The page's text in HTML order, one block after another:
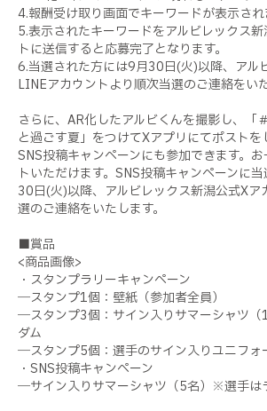
4.報酬受け取り画面でキーワードが表示され
5.表示されたキーワードをアルビレックス
トに送信すると応募完了となります。
6.当選された方には9月30日(火)以降、アル
LINEアカウントより順次当選のご連絡をいた
さらに、AR化したアルビくんを撮影し、「
と過ごす夏」をつけてXアプリにてポストを
SNS投稿キャンペーンにも参加できます。
トいただけます。SNS投稿キャンペーンに
30日(火)以降、アルビレックス新潟公式Xア
選のご連絡をいたします。
■賞品
<商品画像>
・スタンプラリーキャンペーン
―スタンプ1個：壁紙（参加者全員）
―スタンプ3個：サイン入りサマーシャツ
ダム
―スタンプ5個：選手のサイン入りユニフォ
・SNS投稿キャンペーン
―サイン入りサマーシャツ（5名）※選手は